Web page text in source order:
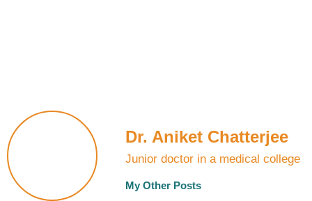
Dr. Aniket Chatterjee
Junior doctor in a medical college
My Other Posts